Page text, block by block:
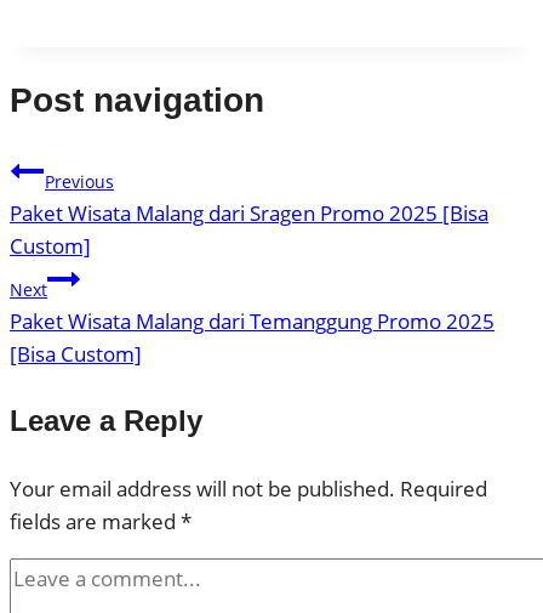
Post navigation
Previous
Paket Wisata Malang dari Sragen Promo 2025 [Bisa
Custom]
Next
Paket Wisata Malang dari Temanggung Promo 2025
[Bisa Custom]
Leave a Reply
Your email address will not be published. Required
fields are marked *